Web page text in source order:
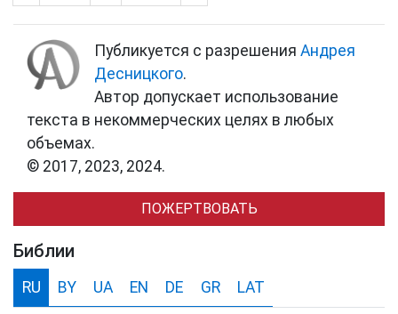
Публикуется с разрешения Андрея
Десницкого.
Автор допускает использование
текста в некоммерческих целях в любых
объемах.
© 2017, 2023, 2024.
ПОЖЕРТВОВАТЬ
Библии
RU BY UA EN DE GR LAT